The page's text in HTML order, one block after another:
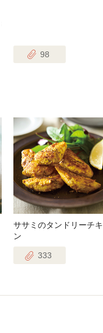
98
ササミのタンドリーチキ
ン
333